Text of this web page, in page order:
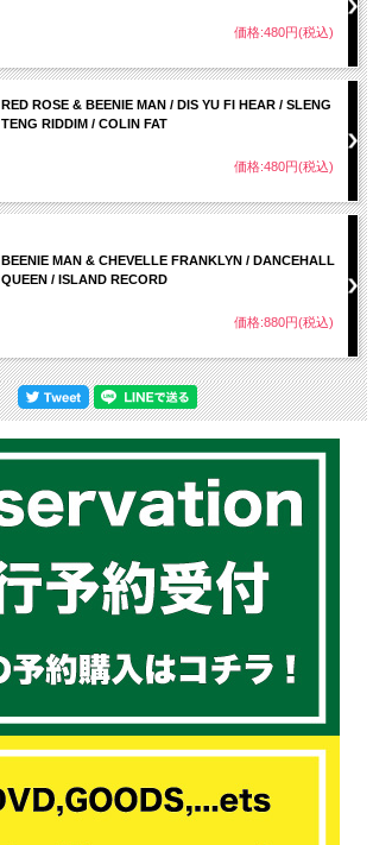
価格:480円(税込)
RED ROSE & BEENIE MAN / DIS YU FI HEAR / SLENG
TENG RIDDIM / COLIN FAT
価格:480円(税込)
BEENIE MAN & CHEVELLE FRANKLYN / DANCEHALL
QUEEN / ISLAND RECORD
価格:880円(税込)